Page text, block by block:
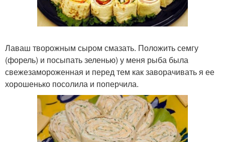
Лаваш творожным сыром смазать. Положить семгу
(форель) и посыпать зеленью) у меня рыба была
свежезамороженная и перед тем как заворачивать я ее
хорошенько посолила и поперчила.